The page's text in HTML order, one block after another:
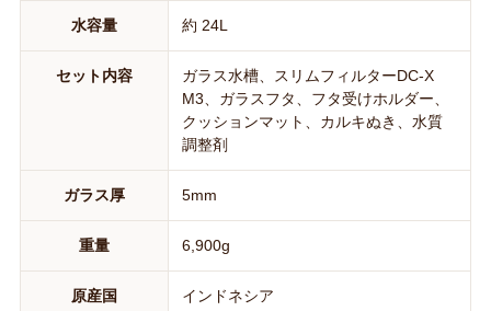
水容量 約 24L
セット内容
ガラス水槽、スリムフィルターDC-X
M3、ガラスフタ、フタ受けホルダー、
クッションマット、カルキぬき、水質
調整剤
ガラス厚 5mm
重量 6,900g
原産国 インドネシア